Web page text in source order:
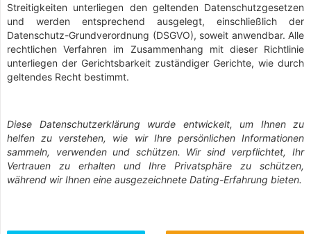
Streitigkeiten unterliegen den geltenden Datenschutzgesetzen
und werden entsprechend ausgelegt, einschließlich der
Datenschutz-Grundverordnung (DSGVO), soweit anwendbar. Alle
rechtlichen Verfahren im Zusammenhang mit dieser Richtlinie
unterliegen der Gerichtsbarkeit zuständiger Gerichte, wie durch
geltendes Recht bestimmt.
Diese Datenschutzerklärung wurde entwickelt, um Ihnen zu
helfen zu verstehen, wie wir Ihre persönlichen Informationen
sammeln, verwenden und schützen. Wir sind verpflichtet, Ihr
Vertrauen zu erhalten und Ihre Privatsphäre zu schützen,
während wir Ihnen eine ausgezeichnete Dating-Erfahrung bieten.